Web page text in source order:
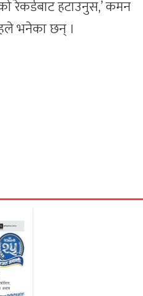
रेकर्डबाट हटाउनुस,’ कमन
भनेका छन् ।